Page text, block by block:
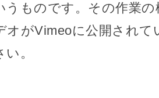
うものです。その作業
オがVimeoに公開されて
。